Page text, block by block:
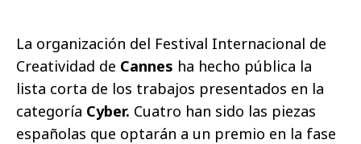
La organización del Festival Internacional de
Creatividad de Cannes ha hecho pública la
lista corta de los trabajos presentados en la
categoría Cyber. Cuatro han sido las piezas
españolas que optarán a un premio en la fase